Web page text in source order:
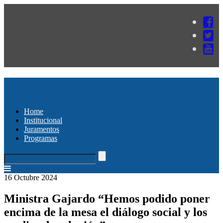
Home
Institucional
Juramentos
Programas
16 Octubre 2024
Ministra Gajardo “Hemos podido poner
encima de la mesa el diálogo social y los